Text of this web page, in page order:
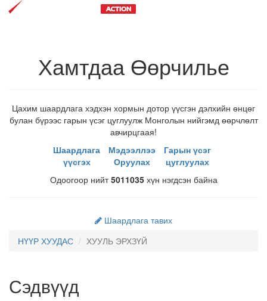
Хамтдаа Өөрчилье
Цахим шаардлага хэдхэн хормын дотор үүсгэн дэлхийн өнцөг
булан бүрээс гарын үсэг цуглуулж Монголын нийгэмд өөрчлөлт
авчирцгаая!
Шаардлага
үүсгэх
Мэдээллээ
Оруулах
Гарын үсэг
цуглуулах
Одоогоор нийт5011035хүн нэгдсэн байна
Шаардлага тавих
НҮҮР ХУУДАС
ХУУЛЬ ЭРХЗҮЙ
Сэдвүүд